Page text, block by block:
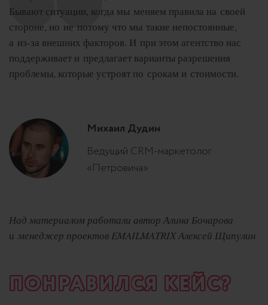
Бывают ситуации, когда мы меняем правила на своей
стороне, но не потому что мы такие непостоянные,
а из-за внешних факторов. И при этом агентство нас
поддерживает и предлагает варианты разрешения
проблемы, которые устроят по срокам и стоимости.
Михаил Дудин
Ведущий CRM-маркетолог
«Петровича»
Над материалом работали автор Алина Бочарова
и менеджер проектов EMAILMATRIX Алексей Щипулин
ПОНРАВИЛСЯ КЕЙС?